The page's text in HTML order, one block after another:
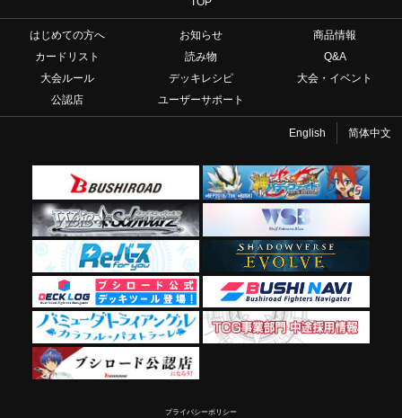
はじめての方へ お知らせ
商品情報
カードリスト
読み物
Q&A
大会ルール
デッキレシピ
大会・イベント
公認店
ユーザーサポート
English 简体中文
プライバシーポリシー